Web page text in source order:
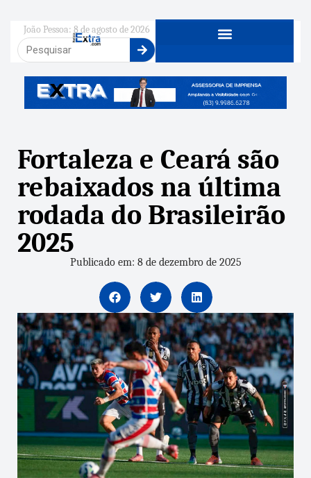
João Pessoa: 8 de agosto de 2026
Fortaleza e Ceará são
rebaixados na última
rodada do Brasileirão
2025
Publicado em: 8 de dezembro de 2025